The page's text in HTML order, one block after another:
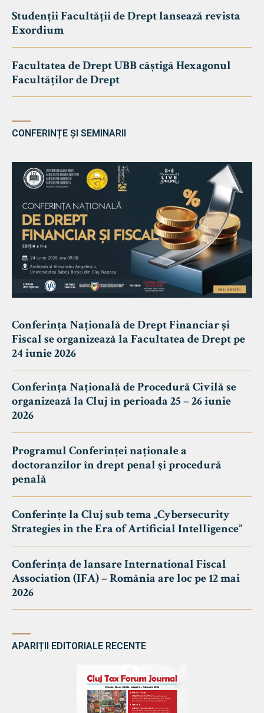
Studenții Facultății de Drept lansează revista
Exordium
Facultatea de Drept UBB câștigă Hexagonul
Facultăților de Drept
CONFERINȚE ȘI SEMINARII
Conferința Națională de Drept Financiar și
Fiscal se organizează la Facultatea de Drept pe
24 iunie 2026
Conferința Națională de Procedură Civilă se
organizează la Cluj în perioada 25 – 26 iunie
2026
Programul Conferinței naționale a
doctoranzilor în drept penal și procedură
penală
Conferințe la Cluj sub tema „Cybersecurity
Strategies in the Era of Artificial Intelligence”
Conferința de lansare International Fiscal
Association (IFA) – România are loc pe 12 mai
2026
APARIȚII EDITORIALE RECENTE